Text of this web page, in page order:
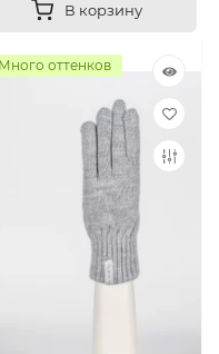
В корзину
Много оттенков